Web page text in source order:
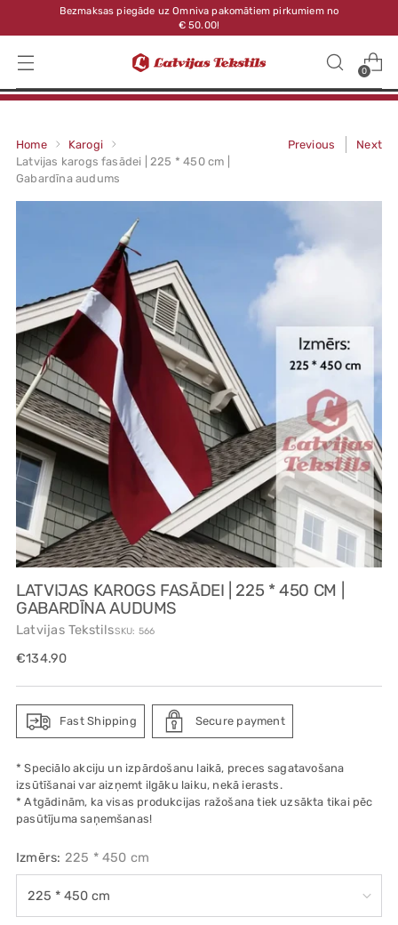
Bezmaksas piegāde uz Omniva pakomātiem pirkumiem no
€ 50.00!
0
Home
Karogi
Latvijas karogs fasādei | 225 * 450 cm |
Gabardīna audums
Previous Next
LATVIJAS KAROGS FASĀDEI | 225 * 450 CM |
GABARDĪNA AUDUMS
Latvijas TekstilsSKU: 566
Regular
€134.90
Fast Shipping Secure payment
* Speciālo akciju un izpārdošanu laikā, preces sagatavošana
izsūtīšanai var aizņemt ilgāku laiku, nekā ierasts.
* Atgādinām, ka visas produkcijas ražošana tiek uzsākta tikai pēc
pasūtījuma saņemšanas!
Izmērs: 225 * 450 cm